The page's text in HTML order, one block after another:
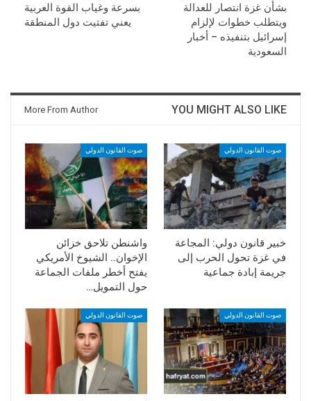
بشأن غزة انتصار للعدالة
ويتطلب خطوات لإلزام
إسرائيل بتنفيذه – أخبار
السعودية
بسرعة وغياب القوة العربية
يعني تفتيت دول المنطقة
YOU MIGHT ALSO LIKE
More From Author
صوت القانون الدولي
خبير قانون دولي: المجاعة
في غزة تحول الحرب إلى
جريمة إبادة جماعية
صوت القانون الدولي
واشنطن تلاحق خزائن
الإخوان.. الشيوخ الأمريكي
يفتح أخطر ملفات الجماعة
حول التمويل…
صوت القانون الدولي صوت القانون الدولي